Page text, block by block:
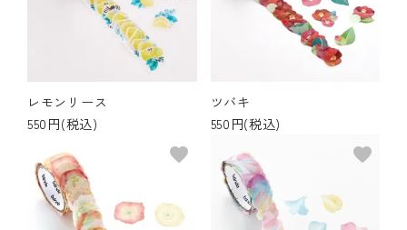
企業（法人）の皆様へ
レモンリース
550円(税込)
ツバキ
550円(税込)
favorite favorite